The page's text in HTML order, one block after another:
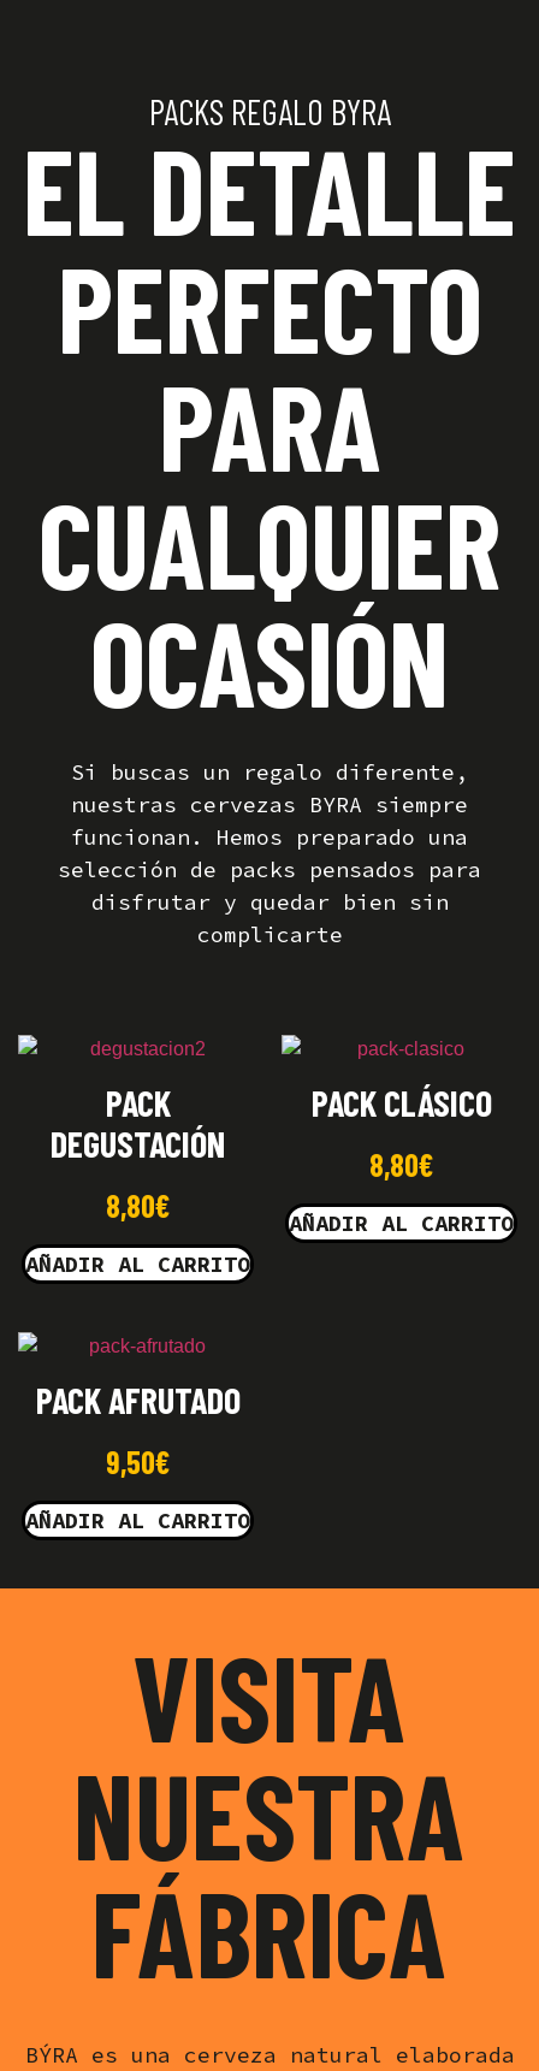
PACKS REGALO BYRA
EL DETALLE
PERFECTO
PARA
CUALQUIER
OCASIÓN
Si buscas un regalo diferente,
nuestras cervezas BYRA siempre
funcionan. Hemos preparado una
selección de packs pensados para
disfrutar y quedar bien sin
complicarte
PACK
DEGUSTACIÓN
8,80€
AÑADIR AL CARRITO
PACK CLÁSICO
8,80€
AÑADIR AL CARRITO
PACK AFRUTADO
9,50€
AÑADIR AL CARRITO
VISITA
NUESTRA
FÁBRICA
BÝRA es una cerveza natural elaborada